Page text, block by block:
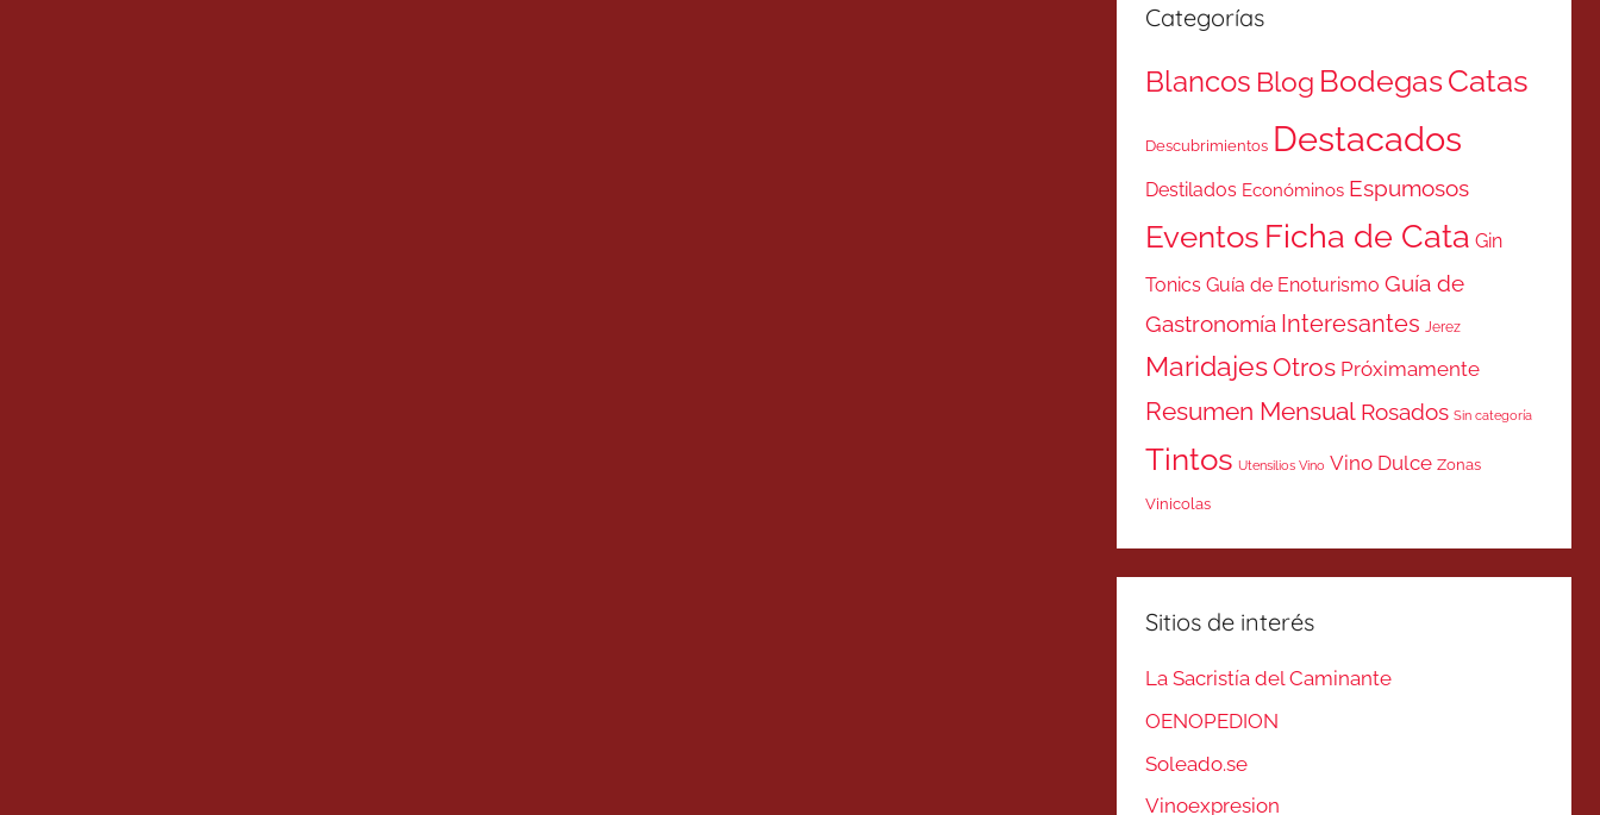
Categorías
Blancos Blog BodegasCatas
Descubrimientos Destacados
Destilados Económinos Espumosos
Eventos Ficha de Cata Gin
Tonics Guía de Enoturismo Guía de
Gastronomía Interesantes Jerez
MaridajesOtros Próximamente
Resumen Mensual Rosados Sin categoría
Tintos Utensilios Vino Vino Dulce Zonas
Vinicolas
Sitios de interés
La Sacristía del Caminante
OENOPEDION
Soleado.se
Vinoexpresion